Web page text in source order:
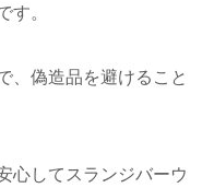
す。
、偽造品を避けること
心してスランジバーウ